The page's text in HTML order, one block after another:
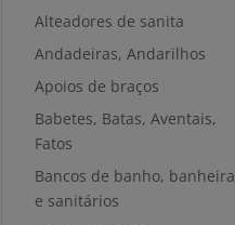
Alteadores de sanita
Andadeiras, Andarilhos
Apoios de braços
Babetes, Batas, Aventais,
Fatos
Bancos de banho, banheira
e sanitários